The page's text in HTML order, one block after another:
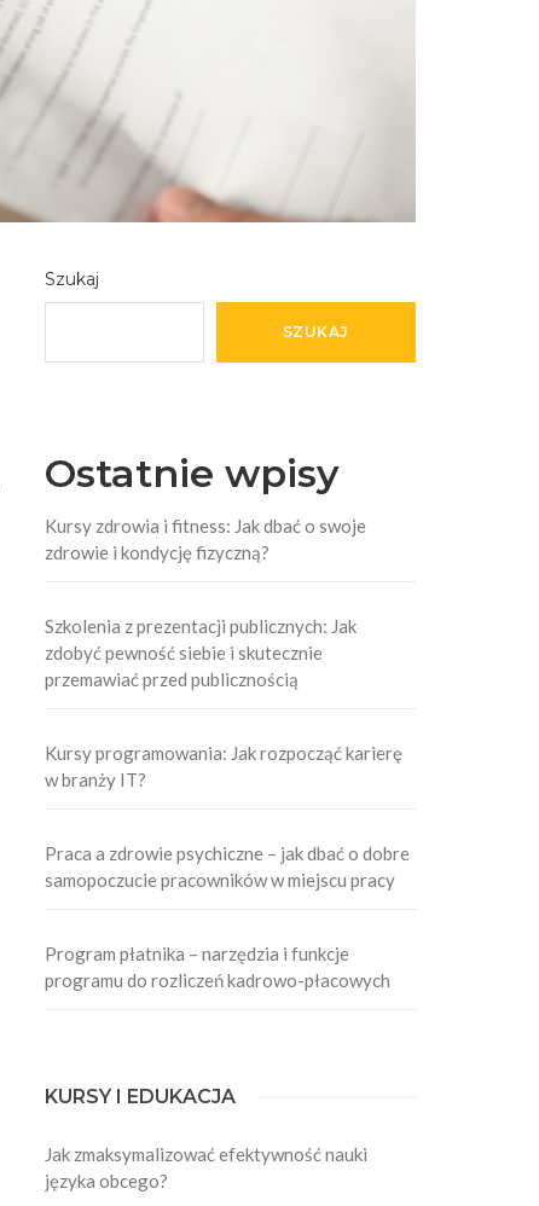
Szukaj
SZUKAJ
Ostatnie wpisy
Kursy zdrowia i fitness: Jak dbać o swoje
zdrowie i kondycję fizyczną?
Szkolenia z prezentacji publicznych: Jak
zdobyć pewność siebie i skutecznie
przemawiać przed publicznością
Kursy programowania: Jak rozpocząć karierę
w branży IT?
Praca a zdrowie psychiczne – jak dbać o dobre
samopoczucie pracowników w miejscu pracy
Program płatnika – narzędzia i funkcje
programu do rozliczeń kadrowo-płacowych
KURSY I EDUKACJA
Jak zmaksymalizować efektywność nauki
języka obcego?